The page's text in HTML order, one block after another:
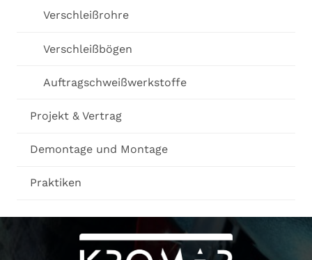
Verschleißrohre
Verschleißbögen
Auftragschweißwerkstoffe
Projekt & Vertrag
Demontage und Montage
Praktiken